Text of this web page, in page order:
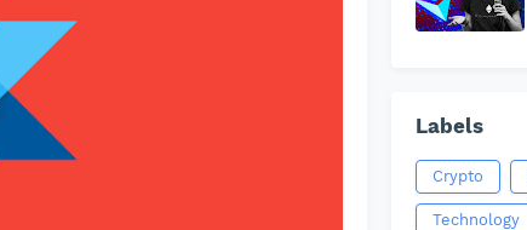
Labels
Crypto
Technology